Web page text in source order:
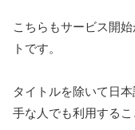
こちらもサービス開
トです。
タイトルを除いて日
手な人でも利用するこ